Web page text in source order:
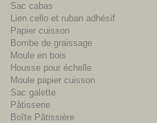
Sac cabas
Lien cello et ruban adhésif
Papier cuisson
Bombe de graissage
Moule en bois
Housse pour échelle
Moule papier cuisson
Sac galette
Pâtisserie
Boîte Pâtissière